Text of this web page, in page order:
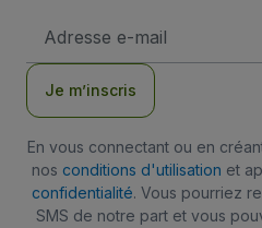
e-
Je m’inscris
En vous connectant ou en
nos conditions d'utilisation et
confidentialité. Vous pourriez
SMS de notre part et vous